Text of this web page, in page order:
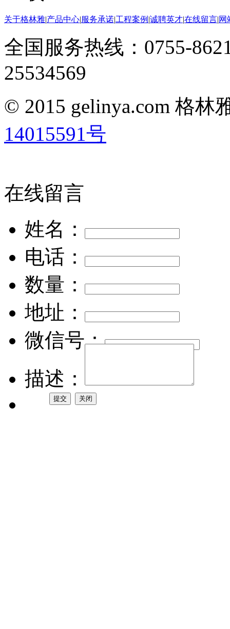
关于格林雅|产品中心|服务承诺|工程案例 |诚聘英才|在线留言|网
全国服务热线：0755-
25534569
© 2015 gelinya.com 格
14015591号
在线留言
姓名：
电话：
数量：
地址：
微信号：
描述：